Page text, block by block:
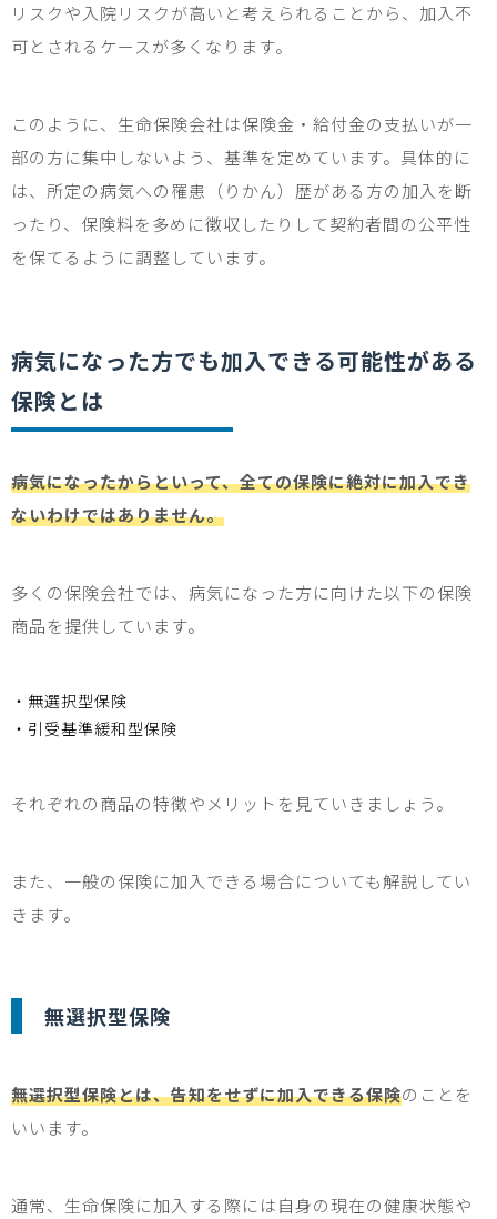
リスクや入院リスクが高いと考えられることから、加入不
可とされるケースが多くなります。
このように、生命保険会社は保険金・給付金の支払いが一
部の方に集中しないよう、基準を定めています。具体的に
は、所定の病気への罹患（りかん）歴がある方の加入を断
ったり、保険料を多めに徴収したりして契約者間の公平性
を保てるように調整しています。
病気になった方でも加入できる可能性がある
保険とは
病気になったからといって、全ての保険に絶対に加入でき
ないわけではありません。
多くの保険会社では、病気になった方に向けた以下の保険
商品を提供しています。
・無選択型保険
・引受基準緩和型保険
それぞれの商品の特徴やメリットを見ていきましょう。
また、一般の保険に加入できる場合についても解説してい
きます。
無選択型保険
無選択型保険とは、告知をせずに加入できる保険のことを
いいます。
通常、生命保険に加入する際には自身の現在の健康状態や